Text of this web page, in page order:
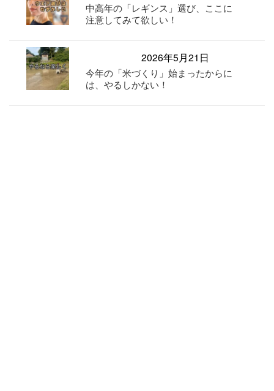
中高年の「レギンス」選び、ここに
注意してみて欲しい！
2026年5月21日
今年の「米づくり」始まったからに
は、やるしかない！